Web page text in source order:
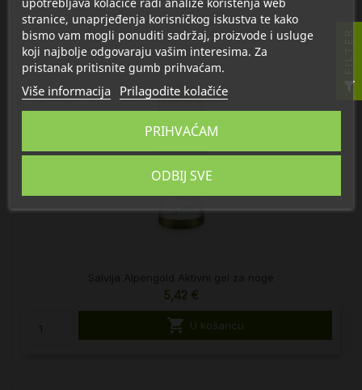
5,42 €
 U košaricu
stranice, unaprjeđenja korisničkog iskustva te kako
bismo vam mogli ponuditi sadržaj, proizvode i usluge
koji najbolje odgovaraju vašim interesima. Za
pristanak pritisnite gumb prihvaćam.
Više informacija Prilagodite kolačiće
ODBIJ SVE
PRIHVAĆAM
FILTER